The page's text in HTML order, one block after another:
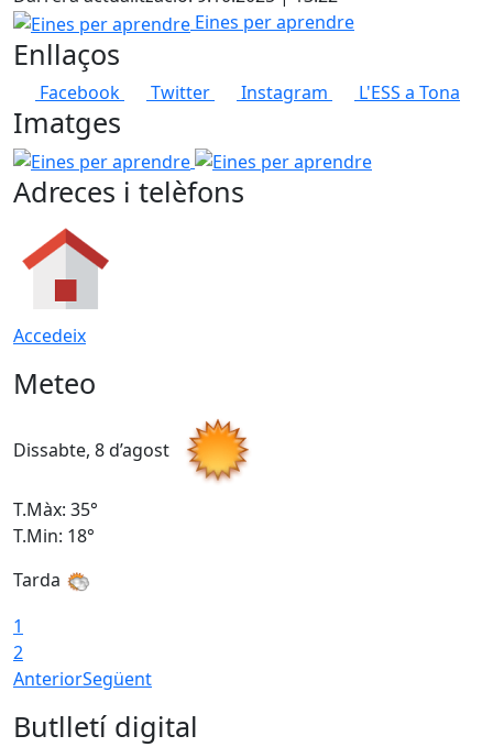
−
Eines per aprendre
Eines per aprendre
Enllaços
Facebook Twitter Instagram L'ESS a Tona
Imatges
Eines per aprendre Eines per aprendre
Adreces i telèfons
Accedeix
Meteo
Dissabte, 8 d’agost
T.Màx: 35°
T.Min: 18°
Tarda
1
2
AnteriorSegüent
Butlletí digital